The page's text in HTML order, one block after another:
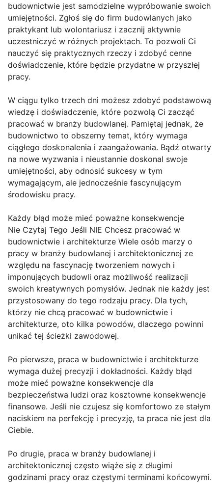
budownictwie jest samodzielne wypróbowanie swoich
umiejętności. Zgłoś się do firm budowlanych jako
praktykant lub wolontariusz i zacznij aktywnie
uczestniczyć w różnych projektach. To pozwoli Ci
nauczyć się praktycznych rzeczy i zdobyć cenne
doświadczenie, które będzie przydatne w przyszłej
pracy.
W ciągu tylko trzech dni możesz zdobyć podstawową
wiedzę i doświadczenie, które pozwolą Ci zacząć
pracować w branży budowlanej. Pamiętaj jednak, że
budownictwo to obszerny temat, który wymaga
ciągłego doskonalenia i zaangażowania. Bądź otwarty
na nowe wyzwania i nieustannie doskonal swoje
umiejętności, aby odnosić sukcesy w tym
wymagającym, ale jednocześnie fascynującym
środowisku pracy.
Każdy błąd może mieć poważne konsekwencje
Nie Czytaj Tego Jeśli NIE Chcesz pracować w
budownictwie i architekturze Wiele osób marzy o
pracy w branży budowlanej i architektonicznej ze
względu na fascynację tworzeniem nowych i
imponujących budowli oraz możliwość realizacji
swoich kreatywnych pomysłów. Jednak nie każdy jest
przystosowany do tego rodzaju pracy. Dla tych,
którzy nie chcą pracować w budownictwie i
architekturze, oto kilka powodów, dlaczego powinni
unikać tej ścieżki zawodowej.
Po pierwsze, praca w budownictwie i architekturze
wymaga dużej precyzji i dokładności. Każdy błąd
może mieć poważne konsekwencje dla
bezpieczeństwa ludzi oraz kosztowne konsekwencje
finansowe. Jeśli nie czujesz się komfortowo ze stałym
naciskiem na perfekcję i precyzję, ta praca nie jest dla
Ciebie.
Po drugie, praca w branży budowlanej i
architektonicznej często wiąże się z długimi
godzinami pracy oraz częstymi terminami końcowymi.